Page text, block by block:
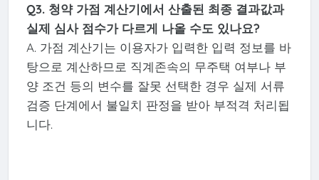
Q3. 청약 가점 계산기에서 산출된 최종 결과값과
실제 심사 점수가 다르게 나올 수도 있나요?
A. 가점 계산기는 이용자가 입력한 입력 정보를 바
탕으로 계산하므로 직계존속의 무주택 여부나 부
양 조건 등의 변수를 잘못 선택한 경우 실제 서류
검증 단계에서 불일치 판정을 받아 부적격 처리됩
니다.